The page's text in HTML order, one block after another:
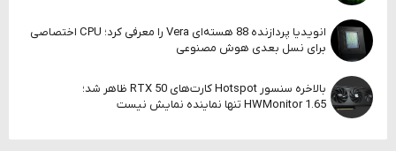
انویدیا پردازنده 88 هسته‌ای Vera را معرفی کرد؛ CPU اختصاصی
برای نسل بعدی هوش مصنوعی
بالاخره سنسور Hotspot کارت‌های RTX 50 ظاهر شد؛
HWMonitor 1.65 تنها نماینده نمایش نیست